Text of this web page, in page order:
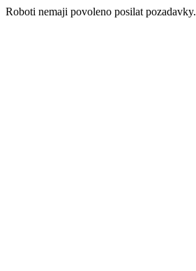
Roboti nemaji povoleno posilat pozadavky.